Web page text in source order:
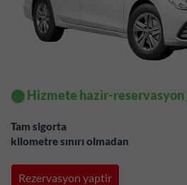
⬤ Hizmete hazir-reservasyon
Tam sigorta
kilometre sınırı olmadan
Rezervasyon yaptir